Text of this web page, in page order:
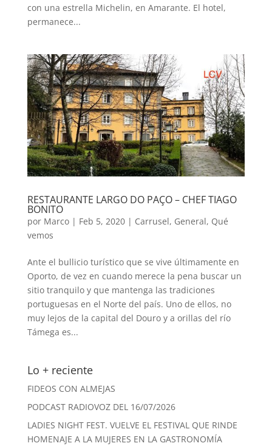
con una estrella Michelin, en Amarante. El hotel,
permanece...
RESTAURANTE LARGO DO PAÇO – CHEF TIAGO
BONITO
por Marco| Feb 5, 2020| Carrusel, General, Qué
vemos
Ante el bullicio turístico que se vive últimamente en
Oporto, de vez en cuando merece la pena buscar un
sitio tranquilo y que mantenga las tradiciones
portuguesas en el Norte del país. Uno de ellos, no
muy lejos de la capital del Douro y a orillas del río
Támega es...
Lo + reciente
FIDEOS CON ALMEJAS
PODCAST RADIOVOZ DEL 16/07/2026
LADIES NIGHT FEST. VUELVE EL FESTIVAL QUE RINDE
HOMENAJE A LA MUJERES EN LA GASTRONOMÍA